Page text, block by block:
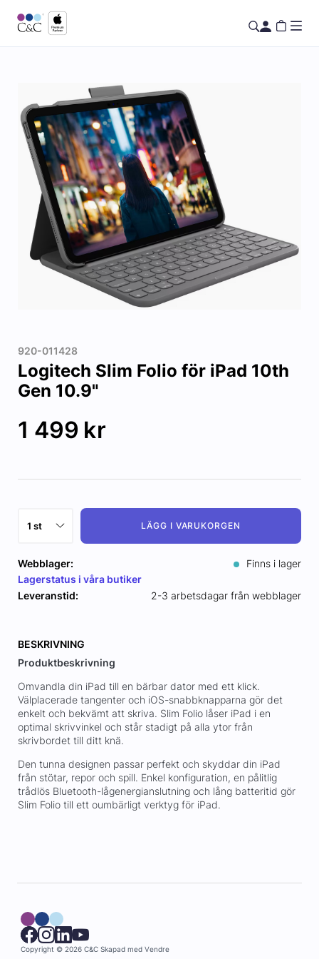
920-011428
Logitech Slim Folio för iPad 10th
Gen 10.9"
1 499 kr
LÄGG I VARUKORGEN
Webblager:
Finns i lager
Lagerstatus i våra butiker
Leveranstid:
2-3 arbetsdagar från webblager
BESKRIVNING
Produktbeskrivning
Omvandla din iPad till en bärbar dator med ett klick.
Välplacerade tangenter och iOS-snabbknapparna gör det
enkelt och bekvämt att skriva. Slim Folio låser iPad i en
optimal skrivvinkel och står stadigt på alla ytor från
skrivbordet till ditt knä.
Den tunna designen passar perfekt och skyddar din iPad
från stötar, repor och spill. Enkel konfiguration, en pålitlig
trådlös Bluetooth-lågenergianslutning och lång batteritid gör
Slim Folio till ett oumbärligt verktyg för iPad.
Copyright © 2026 C&C Skapad med Vendre